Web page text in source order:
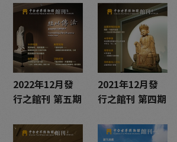
2022年12月發
行之館刊 第五期
2021年12月發
行之館刊 第四期